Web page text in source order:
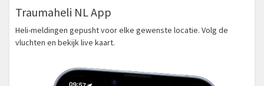
Traumaheli NL App
Heli-meldingen gepusht voor elke gewenste locatie. Volg de
vluchten en bekijk live kaart.